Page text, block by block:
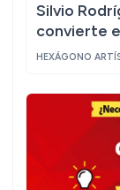
Silvio
convierte
HEXÁGONO